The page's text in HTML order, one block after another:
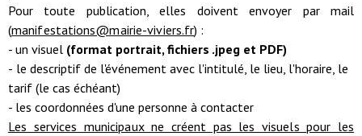
Pour toute publication, elles doivent envoyer par mail
(manifestations@mairie-viviers.fr) :
- un visuel (format portrait, fichiers .jpeg et PDF)
- le descriptif de l'événement avec l'intitulé, le lieu, l'horaire, le
tarif (le cas échéant)
- les coordonnées d'une personne à contacter
Les services municipaux ne créent pas les visuels pour les